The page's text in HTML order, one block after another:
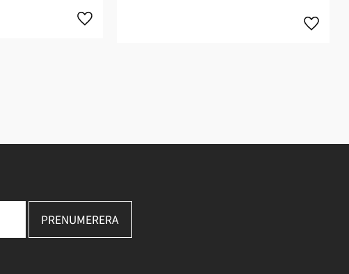
PRENUMERERA